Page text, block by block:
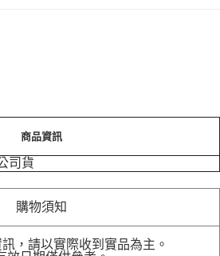
天不含預購商品］
以上)免運費
商品資訊
司貨
購物須知
，請以實際收到實品為主。